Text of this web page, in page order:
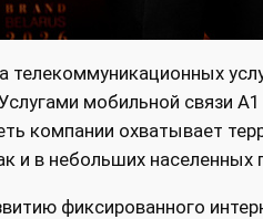
телекоммуникационных
мобильной
компании охватывает
и в небольших населенных
фиксированного